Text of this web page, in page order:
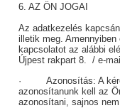
6. AZ ÖN JOGAI
Az adatkezelés
illetik meg.
kapcsolatot az alábbi
Újpest rakpart 8. / e-
· Azonosítás: A
azonosítanunk kell az
azonosítani, sajnos